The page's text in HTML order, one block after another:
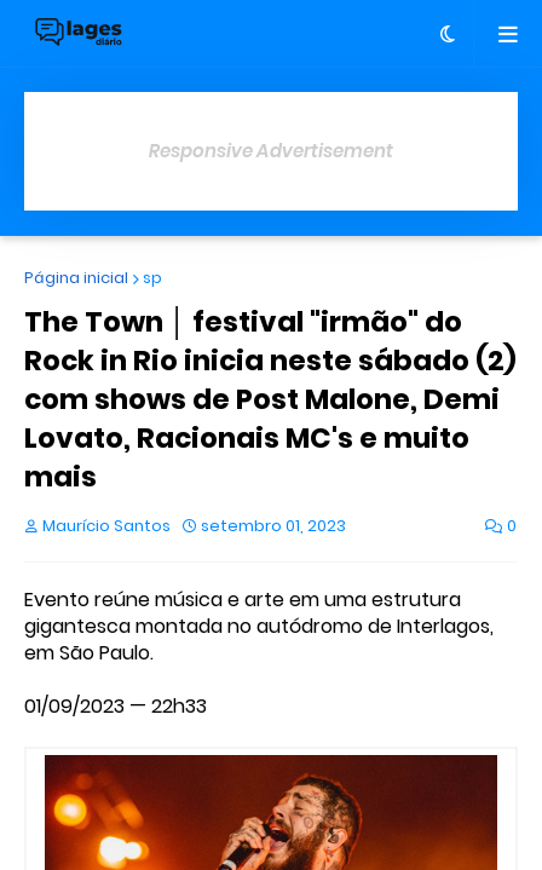
Responsive Advertisement
Página inicial sp
The Town │ festival "irmão" do
Rock in Rio inicia neste sábado (2)
com shows de Post Malone, Demi
Lovato, Racionais MC's e muito
mais
Maurício Santos setembro 01, 2023 0
Evento reúne música e arte em uma estrutura
gigantesca montada no autódromo de Interlagos,
em São Paulo.
01/09/2023 — 22h33